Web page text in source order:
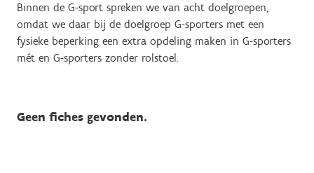
Binnen de G-sport spreken we van acht doelgroepen,
omdat we daar bij de doelgroep G-sporters met een
fysieke beperking een extra opdeling maken in G-sporters
mét en G-sporters zonder rolstoel.
Geen fiches gevonden.